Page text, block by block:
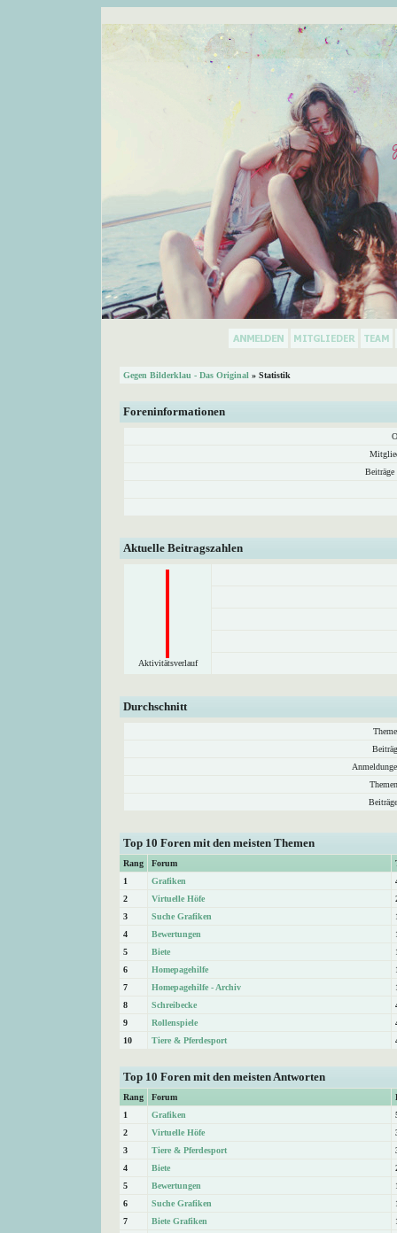
Gegen Bilderklau - Das Original » Statistik
Foreninformationen
Beiträge
Aktuelle Beitragszahlen
Aktivitätsverlauf
Durchschnitt
Top 10 Foren mit den meisten Themen
Rang Forum
1
Grafiken
2
Virtuelle Höfe
3
Suche Grafiken
4
Bewertungen
5
Biete
6
Homepagehilfe
7
Homepagehilfe - Archiv
8
Schreibecke
9
Rollenspiele
10
Tiere & Pferdesport
Top 10 Foren mit den meisten Antworten
Rang Forum
1
Grafiken
2
Virtuelle Höfe
3
Tiere & Pferdesport
4
Biete
5
Bewertungen
6
Suche Grafiken
7
Biete Grafiken